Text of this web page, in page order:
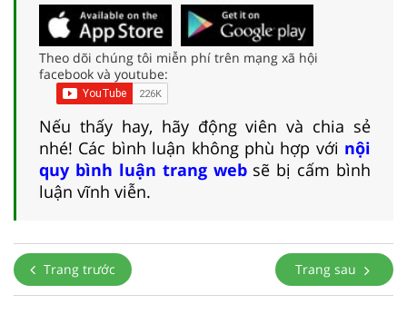
Theo dõi chúng tôi miễn phí trên mạng xã hội
facebook và youtube:
Nếu thấy hay, hãy động viên và chia sẻ
nhé! Các bình luận không phù hợp với nội
quy bình luận trang websẽ bị cấm bình
luận vĩnh viễn.
Trang trước Trang sau